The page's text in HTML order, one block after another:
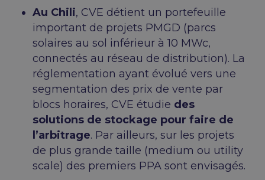
Au Chili, CVE détient un portefeuille
important de projets PMGD (parcs
solaires au sol inférieur à 10 MWc,
connectés au réseau de distribution). La
réglementation ayant évolué vers une
segmentation des prix de vente par
blocs horaires, CVE étudie des
solutions de stockage pour faire de
l’arbitrage. Par ailleurs, sur les projets
de plus grande taille (medium ou utility
scale) des premiers PPA sont envisagés.